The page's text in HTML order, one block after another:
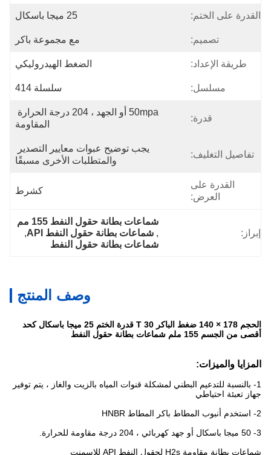
القدرة على الختم: 25 ميجا باسكال
تصميم: مع مجموعة باكر
طريقة الإعداد: الضغط الهيدروليكي
مسلسل: سلسلة 414
قدرة:
50mpa أو الجهد ، 204 درجة الحرارة
المقاومة
تفاصيل التغليف:
يجب توضيح عبوات معايير التصدير
والمتطلبات الأخرى مسبقًا
القدرة على
العرض:
كشرط
إبراز:
شماعات بطانة حقول النفط 155 مم
, شماعات بطانة حقول النفط API
,
شماعات بطانة حقول النفط
وصف المنتج
الحجم 178 × 140 ضغط الباكر T 30 قدرة الختم 25 ميجا باسكال كحد
أقصى من الجسم 155 ملم شماعات بطانة حقول النفط
المزايا والميزات:
1- بالنسبة للتدعيم البطني لمشكلة قنوات المياه بالزيت والغاز ، يتم توفير
جهاز تعبئة احتياطي
شماعات بطانة مقاومة H2s لحقول النفط API للإسمنت